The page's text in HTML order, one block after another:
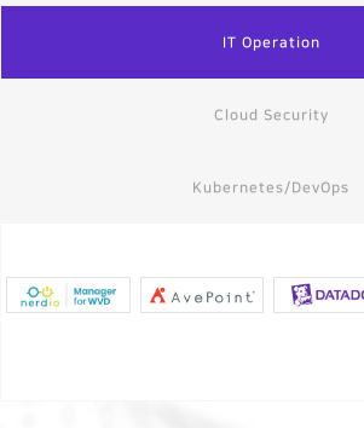
IT Operation
Cloud Security
Kubernetes/DevOps